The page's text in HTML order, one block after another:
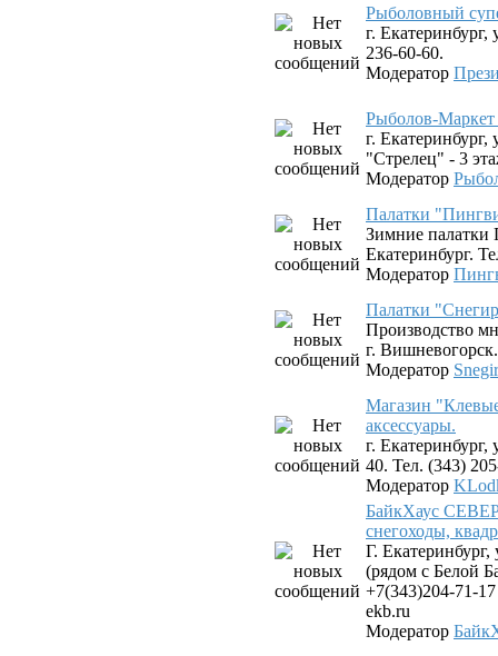
Рыболовный
г.
236-60-60.
Модератор
Рыболов-
г.
"Стрелец" - 3
Модератор
Палатки
Зимние палатки
Екатеринбург.
Модератор
Палатки
Производство
г.
Модератор
Магазин
аксессуары.
г.
40. Тел. (343)
Модератор
БайкХаус СЕВЕР
снегоходы,
Г.
(рядом с Белой
+7(343)204-71-
ekb.ru
Модератор